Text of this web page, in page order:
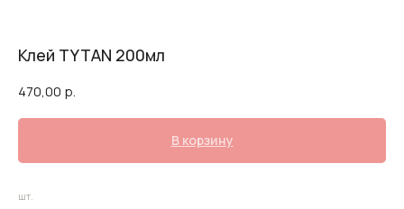
Клей TYTAN 200мл
470,00 р.
В корзину
шт.